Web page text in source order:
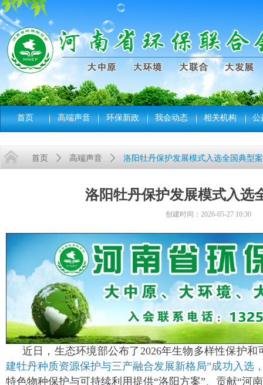
首页 高端声音 环保新政 我会动态 相关机构 公
洛阳牡丹保护发展模式入选
近日，生态环境部公布了2026年生物多样性保护
建牡丹种质资源保护与三产融合发展新格局”成功入选
特色物种保护与可持续利用提供“洛阳方案”、贡献“河
首页 ꄲ 高端声音 ꄲ 洛阳牡丹保护发展模式入选全国典型
创建时间： 2026-05-27 10:30